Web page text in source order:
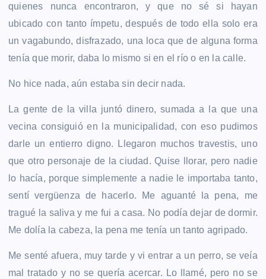
quienes nunca encontraron, y que no sé si hayan
ubicado con tanto ímpetu, después de todo ella solo era
un vagabundo, disfrazado, una loca que de alguna forma
tenía que morir, daba lo mismo si en el río o en la calle.
No hice nada, aún estaba sin decir nada.
La gente de la villa juntó dinero, sumada a la que una
vecina consiguió en la municipalidad, con eso pudimos
darle un entierro digno. Llegaron muchos travestis, uno
que otro personaje de la ciudad. Quise llorar, pero nadie
lo hacía, porque simplemente a nadie le importaba tanto,
sentí vergüenza de hacerlo. Me aguanté la pena, me
tragué la saliva y me fui a casa. No podía dejar de dormir.
Me dolía la cabeza, la pena me tenía un tanto agripado.
Me senté afuera, muy tarde y vi entrar a un perro, se veía
mal tratado y no se quería acercar. Lo llamé, pero no se